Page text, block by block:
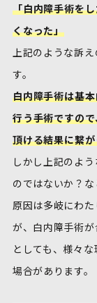
「白内障手術を
くなった」
上記のような訴
す。
白内障手術は基
行う手術ですの
頂ける結果に繋
しかし上記のよ
のではないか？な
原因は多岐にわ
が、白内障手術
としても、様々
場合があります。